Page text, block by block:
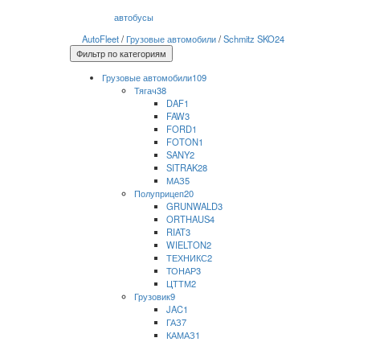
автобусы
AutoFleet/ Грузовые автомобили/Schmitz SKO24
Фильтр по категориям
Грузовые автомобили109
Тягач38
DAF1
FAW3
FORD1
FOTON1
SANY2
SITRAK28
МАЗ5
Полуприцеп20
GRUNWALD3
ORTHAUS4
RIAT3
WIELTON2
ТЕХНИКС2
ТОНАР3
ЦТТМ2
Грузовик9
JAC1
ГАЗ7
КАМАЗ1